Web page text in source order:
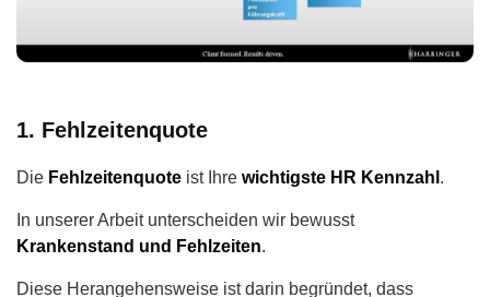
1. Fehlzeitenquote
Die Fehlzeitenquote ist Ihre wichtigste HR Kennzahl .
In unserer Arbeit unterscheiden wir bewusst
Krankenstand und Fehlzeiten.
Diese Herangehensweise ist darin begründet, dass